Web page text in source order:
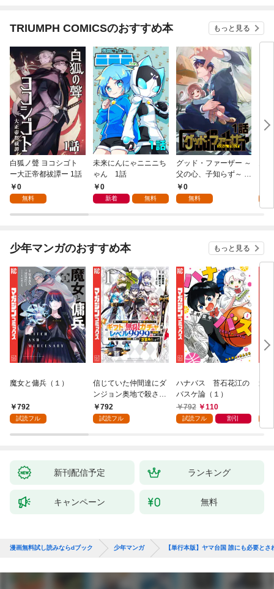
TRIUMPH COMICSのおすすめ本 もっと見る
白狐ノ聲 ヨコシゴト
ー大正帝都祓譚ー 1話
0
無料
未来にんにゃニニニち
ゃん 1話
0
新着 無料
グッド・ファーザー ～
父の心、子知らず～ 1
話0
無料
少年マンガのおすすめ本 もっと見る
魔女と傭兵（１）
792
試読フル
信じていた仲間達にダ
ンジョン奥地で殺され
かけたがギフト『無限
ガチャ』でレベル９９
（１）
792
試読フル
ハナバス 苔石花江の
バスケ論（１）
792
110
試読フル 割引
追
強
～
新刊配信予定 ランキング
キャンペーン 無料
漫画無料試し読みならdブック 少年マンガ 【単行本版】ヤマ台国 誰にも必要と